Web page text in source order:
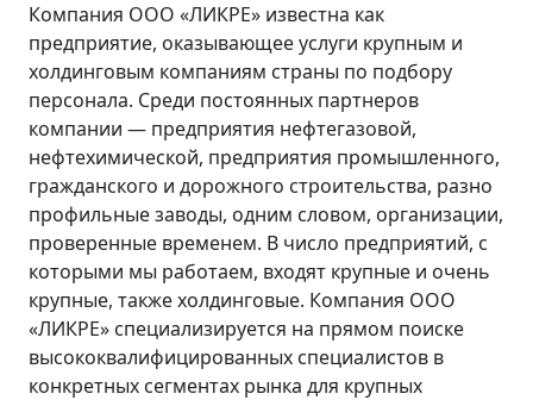
Компания ООО «ЛИКРЕ» известна как
предприятие, оказывающее услуги крупным и
холдинговым компаниям страны по подбору
персонала. Среди постоянных партнеров
компании — предприятия нефтегазовой,
нефтехимической, предприятия промышленного,
гражданского и дорожного строительства, разно
профильные заводы, одним словом, организации,
проверенные временем. В число предприятий, с
которыми мы работаем, входят крупные и очень
крупные, также холдинговые. Компания ООО
«ЛИКРЕ» специализируется на прямом поиске
высококвалифицированных специалистов в
конкретных сегментах рынка для крупных